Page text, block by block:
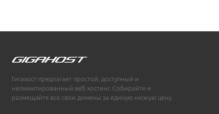
Гигахост предлагает простой, доступный и
нелимитированный веб хостинг. Собирайте и
размещайте все свои домены за единую низкую цену.